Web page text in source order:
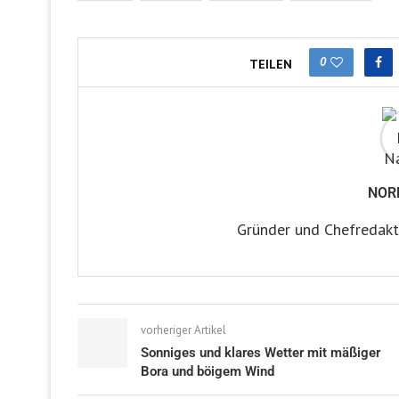
TEILEN 0
Gründer und
vorheriger Artikel
Sonniges und klares Wetter mit mäßiger
Bora und böigem Wind